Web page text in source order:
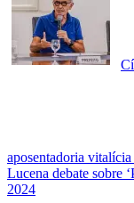
aposentadoria
Lucena debate sobre
2024